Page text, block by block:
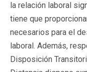
la relación laboral
tiene que
necesarios para el
laboral. Además,
Disposición